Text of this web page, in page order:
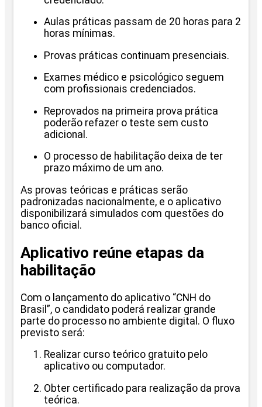
Aulas práticas passam de 20 horas para 2
horas mínimas.
Provas práticas continuam presenciais.
Exames médico e psicológico seguem
com profissionais credenciados.
Reprovados na primeira prova prática
poderão refazer o teste sem custo
adicional.
O processo de habilitação deixa de ter
prazo máximo de um ano.
As provas teóricas e práticas serão
padronizadas nacionalmente, e o aplicativo
disponibilizará simulados com questões do
banco oficial.
Aplicativo reúne etapas da
habilitação
Com o lançamento do aplicativo “CNH do
Brasil”, o candidato poderá realizar grande
parte do processo no ambiente digital. O fluxo
previsto será:
Realizar curso teórico gratuito pelo
aplicativo ou computador.
Obter certificado para realização da prova
teórica.